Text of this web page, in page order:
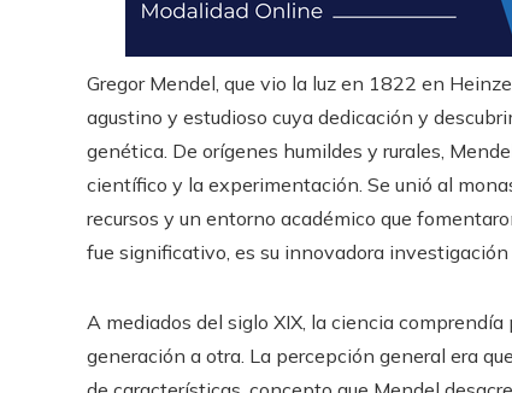
Gregor Mendel, que vio la luz en 1822 en
agustino y estudioso cuya dedicación y
genética. De orígenes humildes y rurales,
científico y la experimentación. Se unió al
recursos y un entorno académico que
fue significativo, es su innovadora
A mediados del siglo XIX, la ciencia
generación a otra. La percepción general era